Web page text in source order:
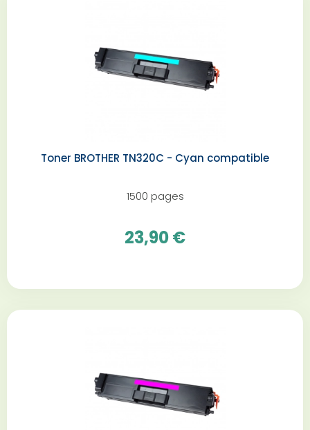
Toner BROTHER TN320C - Cyan compatible
1500 pages
23,90 €